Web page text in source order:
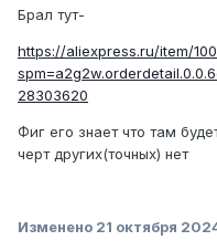
Брал тут-
https://aliexpress.ru/item/
28303620
Фиг его знает что там
черт других(точных) нет
Изменено 21 октября